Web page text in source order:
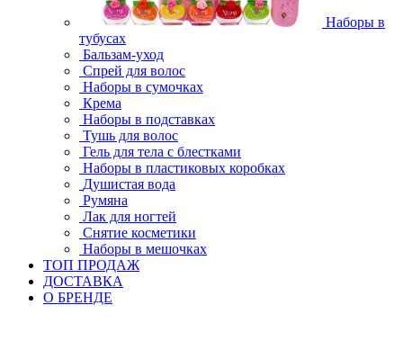
Наборы в
тубусах
Бальзам-уход
Спрей для волос
Наборы в сумочках
Крема
Наборы в подставках
Тушь для волос
Гель для тела с блестками
Наборы в пластиковых коробках
Душистая вода
Румяна
Лак для ногтей
Снятие косметики
Наборы в мешочках
ТОП ПРОДАЖ
ДОСТАВКА
О БРЕНДЕ